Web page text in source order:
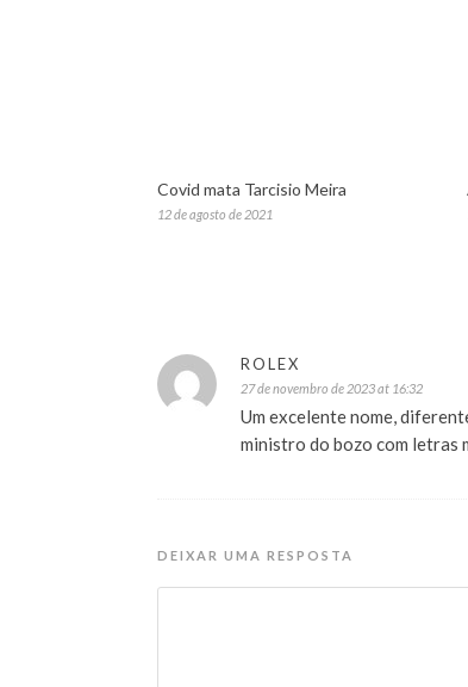
Covid mata Tarcisio Meira
12 de agosto de 2021
ROLEX
27 de novembro de 2023 at 16:32
Um excelente nome,
ministro do bozo com letras
DEIXAR UMA RESPOSTA